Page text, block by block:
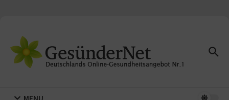
MENU